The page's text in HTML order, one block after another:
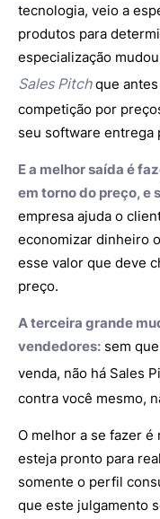
tecnologia, veio a
produtos para
especialização
Sales Pitchque antes
competição por
seu software entrega
E a melhor saída é
em torno do preço, e
empresa ajuda o
economizar dinheiro
esse valor que deve
preço.
A terceira grande
vendedores: sem
venda, não há Sales
contra você mesmo,
O melhor a se fazer
esteja pronto para
somente o perfil
que este julgamento